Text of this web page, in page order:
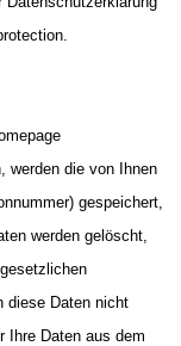
werden die von Ihnen
gespeichert,
werden gelöscht,
diese Daten nicht
Ihre Daten aus dem